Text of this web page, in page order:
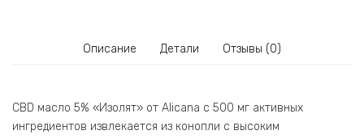
Описание Детали Отзывы (0)
CBD масло 5% «Изолят» от Alicana с 500 мг активных
ингредиентов извлекается из конопли с высоким